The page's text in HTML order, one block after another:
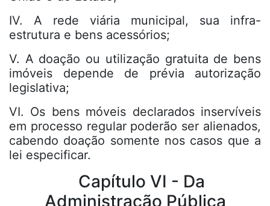
IV. A rede viária municipal, sua infra-
estrutura e bens acessórios;
V. A doação ou utilização gratuita de bens
imóveis depende de prévia autorização
legislativa;
VI. Os bens móveis declarados inservíveis
em processo regular poderão ser alienados,
cabendo doação somente nos casos que a
lei especificar.
Capítulo VI - Da
Administração Pública